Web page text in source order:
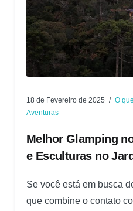
18 de Fevereiro de 2025 O
Aventuras
Melhor Glamping
e Esculturas no
Se você está em busca
que combine o contato